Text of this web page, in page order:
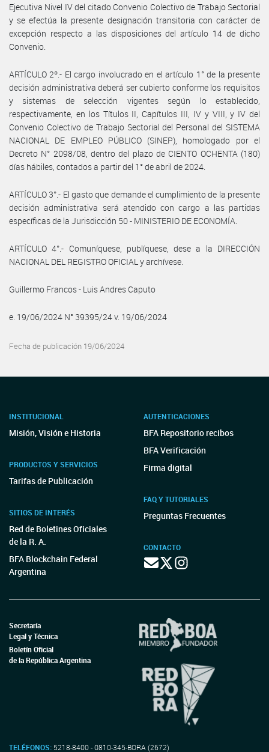
Ejecutiva Nivel IV del citado Convenio Colectivo de Trabajo Sectorial
y se efectúa la presente designación transitoria con carácter de
excepción respecto a las disposiciones del artículo 14 de dicho
Convenio.
ARTÍCULO 2º.- El cargo involucrado en el artículo 1° de la presente
decisión administrativa deberá ser cubierto conforme los requisitos
y sistemas de selección vigentes según lo establecido,
respectivamente, en los Títulos II, Capítulos III, IV y VIII, y IV del
Convenio Colectivo de Trabajo Sectorial del Personal del SISTEMA
NACIONAL DE EMPLEO PÚBLICO (SINEP), homologado por el
Decreto N° 2098/08, dentro del plazo de CIENTO OCHENTA (180)
días hábiles, contados a partir del 1° de abril de 2024.
ARTÍCULO 3°.- El gasto que demande el cumplimiento de la presente
decisión administrativa será atendido con cargo a las partidas
específicas de la Jurisdicción 50 - MINISTERIO DE ECONOMÍA.
ARTÍCULO 4°.- Comuníquese, publíquese, dese a la DIRECCIÓN
NACIONAL DEL REGISTRO OFICIAL y archívese.
Guillermo Francos - Luis Andres Caputo
e. 19/06/2024 N° 39395/24 v. 19/06/2024
Fecha de publicación 19/06/2024
INSTITUCIONAL
Misión, Visión e Historia
PRODUCTOS Y SERVICIOS
Tarifas de Publicación
SITIOS DE INTERÉS
Red de Boletines Oficiales
de la R. A.
BFA Blockchain Federal
Argentina
AUTENTICACIONES
BFA Repositorio recibos
BFA Verificación
Firma digital
FAQ Y TUTORIALES
Preguntas Frecuentes
CONTACTO
Secretaría
Legal y Técnica
Boletín Oficial
de la República Argentina
TELÉFONOS: 5218-8400 - 0810-345-BORA (2672)